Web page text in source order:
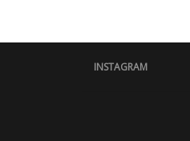
INSTAGRAM